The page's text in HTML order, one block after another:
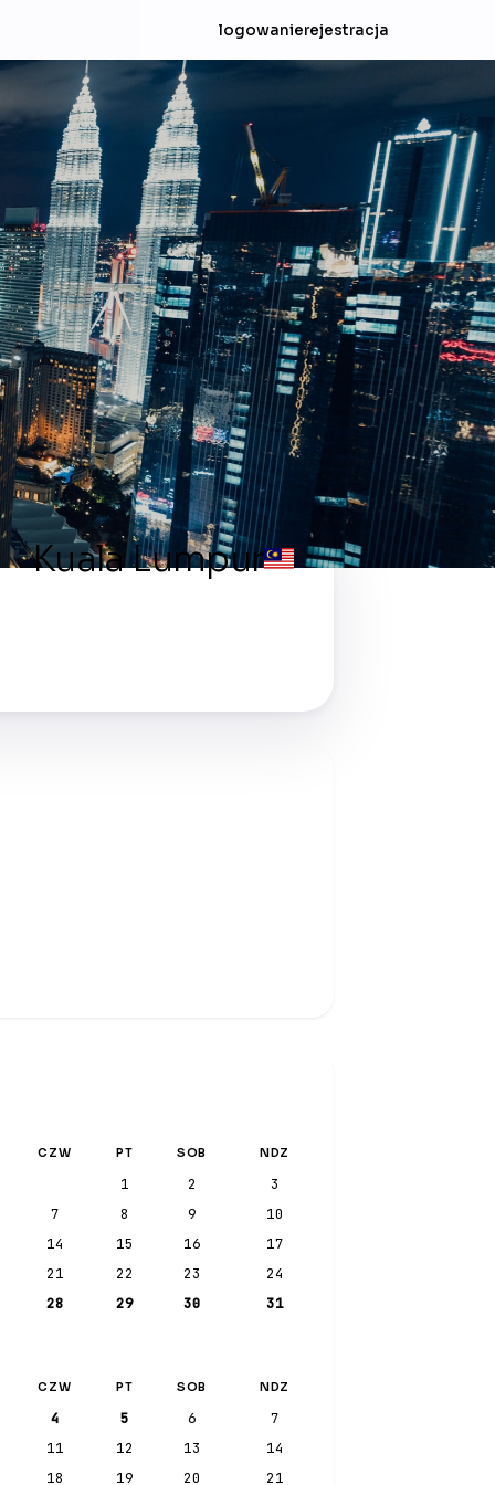
logowanierejestracja
Kuala Lumpur
CZW PT SOB NDZ
1 2
3
7 8 9
10
14 15 16
17
21 22 23
24
28 29 30 31
CZW PT SOB NDZ
4 5 6
7
11 12 13
14
18 19 20
21